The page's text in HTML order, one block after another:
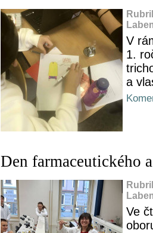
V
1.
a
Den farmaceutického
Ve